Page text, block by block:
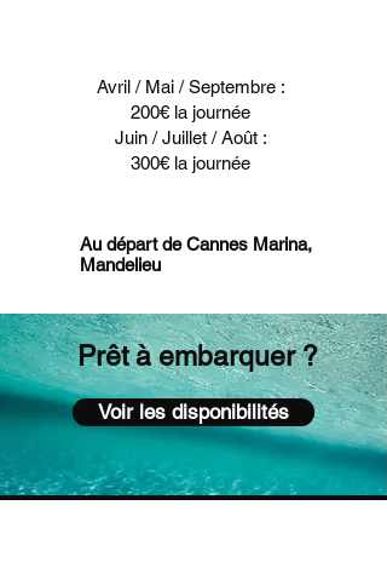
Avril / Mai / Septembre :
200€ la journée
Juin / Juillet / Août :
300€ la journée
Au départ de Cannes Marina,
Mandelieu
Prêt à embarquer ?
Voir les disponibilités